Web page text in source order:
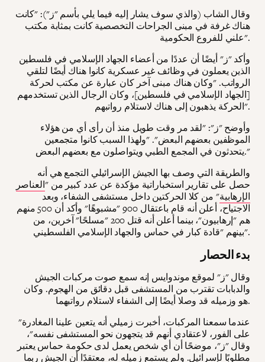
وقال الشاب (والذي سوف يشار إليه فيما يلي بأسم "ز"): "كانت
هناك غرفة في مبنى الجراحات التخصصية كانت بمثابة مكتب
علني للفروع الحكومية".
وأكد "ز" أيضًا أن عددًا من أعضاء الجهاد الإسلامي في فلسطين
الذين يعملون في وظائف غير عسكرية كانوا هناك أيضًا لتلقي
الرواتب. "وكان هناك مبنى آخر كان عبارة عن مكتب لحركة
[الجهاد الإسلامي في فلسطين]، وكان الرجال الذين تستخدمهم
الحركة يذهبون إلى هناك لاستلام رواتبهم".
وأوضح "ز": "لقد مر وقت طويل منذ أن رأى أي من هؤلاء
الموظفين بعضهم البعض". "ولهذا السبب كانوا متجمعين
يتحدثون في المجمع الطبي ويتواصلون مع بعضهم البعض."
والطريقة التي وصف بها الجيش الإسرائيلي التجمع هي أنه
حصل على تقارير استخباراتية مؤكدة عن عدد كبير من "العناصر
الإرهابية" من كلا الحركتين داخل مستشفى الشفاء، وبعد
الاجتياح، أعلن أنه قام باعتقال 900 "مشبوهًا" وأكد أن 500 منهم
هم "إرهابيون"، بينما أعلن أنه قتل 200 "مسلحًا" آخرين، من
بينهم "قادة كبار في حماس والجهاد الإسلامي الفلسطيني".
بدء الحصار
وقال "ز" لموقع موندوايس إنه سمع صوت مركبات الجيش
والدبابات تقترب من المستشفى قبل دقائق من الهجوم. وكان
هو وزميله قد وصلا أيضًا إلى الشفاء لاستلام رواتبهما.
"عندما سمعنا المركبات، أخبرت زميلي أنه يتعين علينا المغادرة
على الفور، لاعتقادي أنهم قد يتجهون نحو المستشفى نفسه"،
وقال "ز"، موضحًا أن أي شخص يعمل لدى حكومة حماس يعتبر
مطلوبًا لإسرائيل. ولم يستمع زميله له، معتقدًا أن الجيش ربما